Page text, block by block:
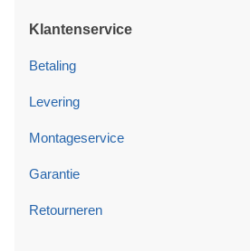
Klantenservice
Betaling
Levering
Montageservice
Garantie
Retourneren